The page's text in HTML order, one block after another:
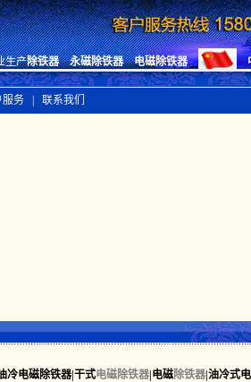
电磁除铁器
永磁除铁器
生产除铁器
务 | 联系我们
冷电磁除铁器|干式电磁除铁器 电磁除铁器 |油冷式